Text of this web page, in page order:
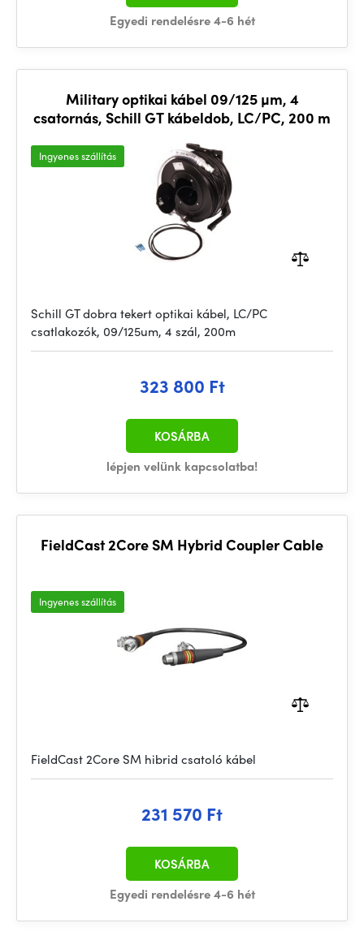
Egyedi rendelésre 4-6 hét
Military optikai kábel 09/125 µm, 4
csatornás, Schill GT kábeldob, LC/PC, 200 m
Ingyenes szállítás
Schill GT dobra tekert optikai kábel, LC/PC
csatlakozók, 09/125um, 4 szál, 200m
323 800 Ft
lépjen velünk kapcsolatba!
KOSÁRBA
FieldCast 2Core SM Hybrid Coupler Cable
Ingyenes szállítás
FieldCast 2Core SM hibrid csatoló kábel
231 570 Ft
Egyedi rendelésre 4-6 hét
KOSÁRBA